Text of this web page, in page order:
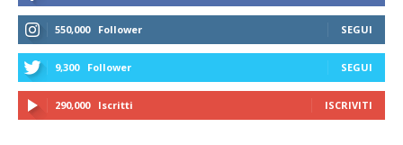
550,000 Follower SEGUI
9,300 Follower SEGUI
290,000 Iscritti ISCRIVITI